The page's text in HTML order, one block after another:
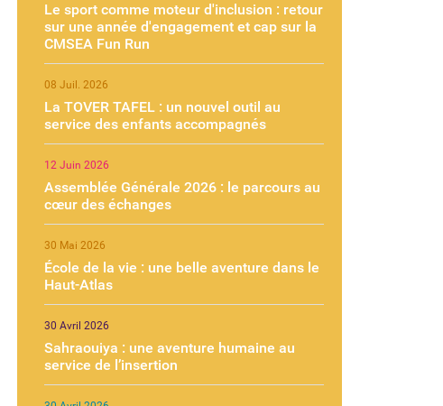
Le sport comme moteur d'inclusion : retour
sur une année d'engagement et cap sur la
CMSEA Fun Run
08 Juil. 2026
La TOVER TAFEL : un nouvel outil au
service des enfants accompagnés
12 Juin 2026
Assemblée Générale 2026 : le parcours au
cœur des échanges
30 Mai 2026
École de la vie : une belle aventure dans le
Haut-Atlas
30 Avril 2026
Sahraouiya : une aventure humaine au
service de l’insertion